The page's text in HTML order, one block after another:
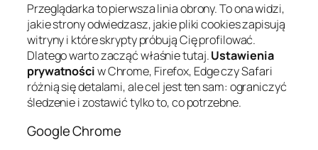
Przeglądarka to pierwsza linia obrony. To ona widzi,
jakie strony odwiedzasz, jakie pliki cookies zapisują
witryny i które skrypty próbują Cię profilować.
Dlatego warto zacząć właśnie tutaj.Ustawienia
prywatnościw Chrome, Firefox, Edge czy Safari
różnią się detalami, ale cel jest ten sam: ograniczyć
śledzenie i zostawić tylko to, co potrzebne.
Google Chrome